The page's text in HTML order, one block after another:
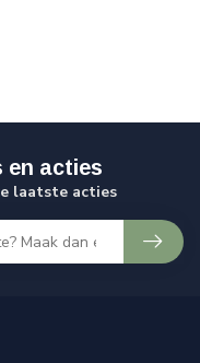
en acties
laatste acties